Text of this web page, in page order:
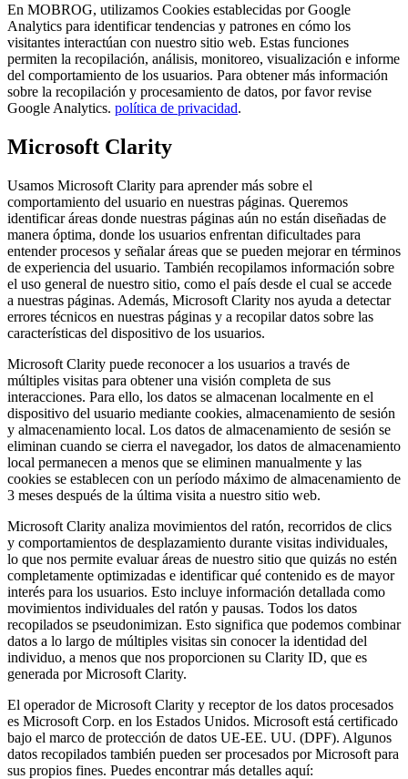
En MOBROG, utilizamos Cookies establecidas por Google
Analytics para identificar tendencias y patrones en cómo los
visitantes interactúan con nuestro sitio web. Estas funciones
permiten la recopilación, análisis, monitoreo, visualización e informe
del comportamiento de los usuarios. Para obtener más información
sobre la recopilación y procesamiento de datos, por favor revise
Google Analytics. política de privacidad.
Microsoft Clarity
Usamos Microsoft Clarity para aprender más sobre el
comportamiento del usuario en nuestras páginas. Queremos
identificar áreas donde nuestras páginas aún no están diseñadas de
manera óptima, donde los usuarios enfrentan dificultades para
entender procesos y señalar áreas que se pueden mejorar en términos
de experiencia del usuario. También recopilamos información sobre
el uso general de nuestro sitio, como el país desde el cual se accede
a nuestras páginas. Además, Microsoft Clarity nos ayuda a detectar
errores técnicos en nuestras páginas y a recopilar datos sobre las
características del dispositivo de los usuarios.
Microsoft Clarity puede reconocer a los usuarios a través de
múltiples visitas para obtener una visión completa de sus
interacciones. Para ello, los datos se almacenan localmente en el
dispositivo del usuario mediante cookies, almacenamiento de sesión
y almacenamiento local. Los datos de almacenamiento de sesión se
eliminan cuando se cierra el navegador, los datos de almacenamiento
local permanecen a menos que se eliminen manualmente y las
cookies se establecen con un período máximo de almacenamiento de
3 meses después de la última visita a nuestro sitio web.
Microsoft Clarity analiza movimientos del ratón, recorridos de clics
y comportamientos de desplazamiento durante visitas individuales,
lo que nos permite evaluar áreas de nuestro sitio que quizás no estén
completamente optimizadas e identificar qué contenido es de mayor
interés para los usuarios. Esto incluye información detallada como
movimientos individuales del ratón y pausas. Todos los datos
recopilados se pseudonimizan. Esto significa que podemos combinar
datos a lo largo de múltiples visitas sin conocer la identidad del
individuo, a menos que nos proporcionen su Clarity ID, que es
generada por Microsoft Clarity.
El operador de Microsoft Clarity y receptor de los datos procesados
es Microsoft Corp. en los Estados Unidos. Microsoft está certificado
bajo el marco de protección de datos UE-EE. UU. (DPF). Algunos
datos recopilados también pueden ser procesados por Microsoft para
sus propios fines. Puedes encontrar más detalles aquí: